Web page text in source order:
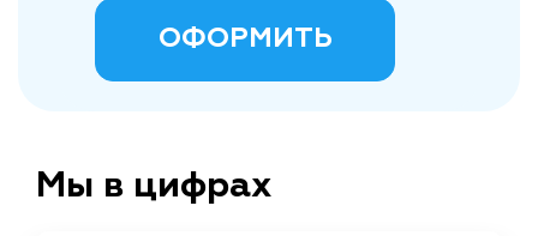
ОФОРМИТЬ
Мы в цифрах